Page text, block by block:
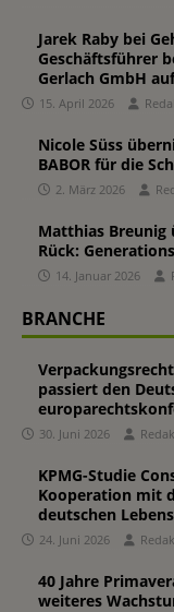
Jarek Raby bei
Geschäftsführer
Gerlach GmbH
15. April 2026
Nicole Süss
BABOR für die
2. März 2026
Matthias Breunig
Rück:
14. Januar 2026
BRANCHE
passiert den
30. Juni 2026
KPMG-Studie
Kooperation mit
deutschen
24. Juni 2026
40 Jahre
weiteres